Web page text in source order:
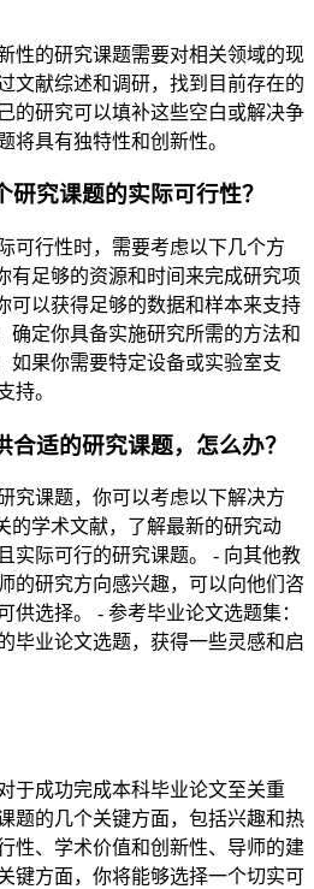
性的研究课题需要对相关领域的现
文献综述和调研，找到目前存在的
的研究可以填补这些空白或解决争
将具有独特性和创新性。
究课题的实际可行性？
可行性时，需要考虑以下几个方
有足够的资源和时间来完成研究项
可以获得足够的数据和样本来支持
确定你具备实施研究所需的方法和
如果你需要特定设备或实验室支
持。
适的研究课题，怎么办？
究课题，你可以考虑以下解决方
的学术文献，了解最新的研究动
实际可行的研究课题。 - 向其他教
的研究方向感兴趣，可以向他们咨
供选择。 - 参考毕业论文选题集：
毕业论文选题，获得一些灵感和启
于成功完成本科毕业论文至关重
题的几个关键方面，包括兴趣和热
性、学术价值和创新性、导师的建
键方面，你将能够选择一个切实可